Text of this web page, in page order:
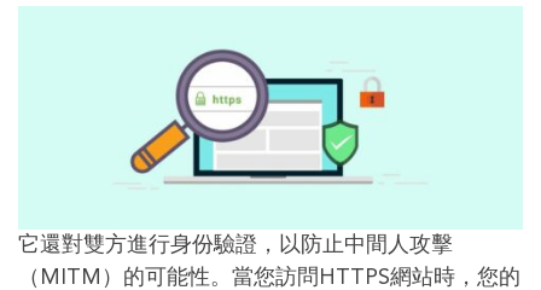
它還對雙方進行身份驗證，以防止中間人攻擊
（MITM）的可能性。當您訪問HTTPS網站時，您的